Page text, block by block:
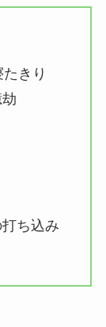
きり
ち込み